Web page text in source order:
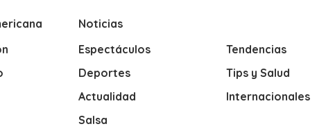
Noticias
Espectáculos
Deportes
Actualidad
Salsa
Tendencias
Tips y Salud
Internacionales